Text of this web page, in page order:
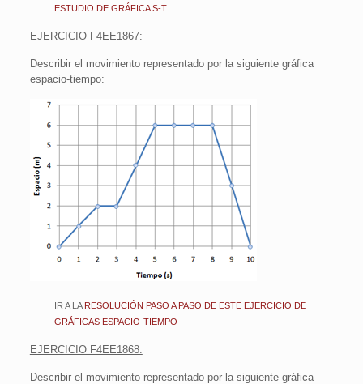
ESTUDIO DE GRÁFICA S-T
EJERCICIO F4EE1867:
Describir el movimiento representado por la siguiente gráfica
espacio-tiempo:
IR A LA RESOLUCIÓN PASO A PASO DE ESTE EJERCICIO DE
GRÁFICAS ESPACIO-TIEMPO
EJERCICIO F4EE1868:
Describir el movimiento representado por la siguiente gráfica